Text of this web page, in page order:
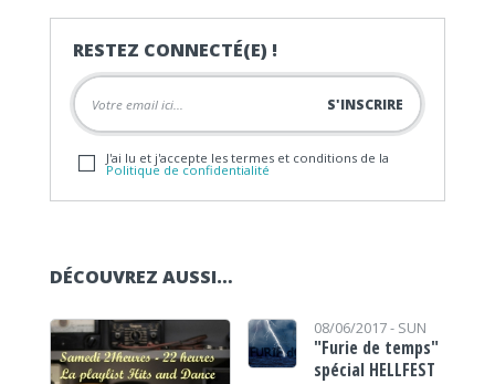
RESTEZ CONNECTÉ(E) !
J'ai lu et j'accepte les termes et conditions de la
Politique de confidentialité
DÉCOUVREZ AUSSI…
08/06/2017 - SUN
"Furie de temps"
spécial HELLFEST